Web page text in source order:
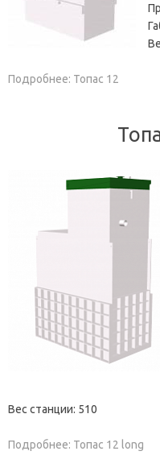
Подробнее: Топас 12
Вес станции: 510
Подробнее: Топас 12 long